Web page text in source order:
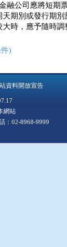
融公司應將短期
同天期別或發行期
)
資料開放宣告
網站
：02-8968-9999